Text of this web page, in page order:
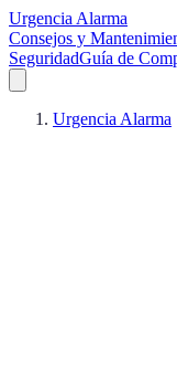
Urgencia Alarma
Consejos y
SeguridadGuía de
Urgencia Alarma